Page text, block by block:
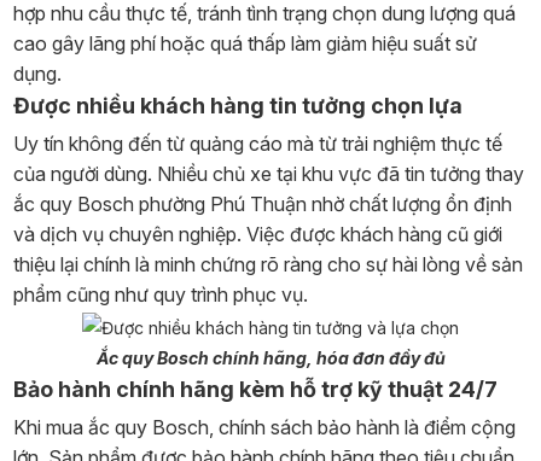
hợp nhu cầu thực tế, tránh tình trạng chọn dung lượng quá
cao gây lãng phí hoặc quá thấp làm giảm hiệu suất sử
dụng.
Được nhiều khách hàng tin tưởng chọn lựa
Uy tín không đến từ quảng cáo mà từ trải nghiệm thực tế
của người dùng. Nhiều chủ xe tại khu vực đã tin tưởng thay
ắc quy Bosch phường Phú Thuận nhờ chất lượng ổn định
và dịch vụ chuyên nghiệp. Việc được khách hàng cũ giới
thiệu lại chính là minh chứng rõ ràng cho sự hài lòng về sản
phẩm cũng như quy trình phục vụ.
Ắc quy Bosch chính hãng, hóa đơn đầy đủ
Bảo hành chính hãng kèm hỗ trợ kỹ thuật 24/7
Khi mua ắc quy Bosch, chính sách bảo hành là điểm cộng